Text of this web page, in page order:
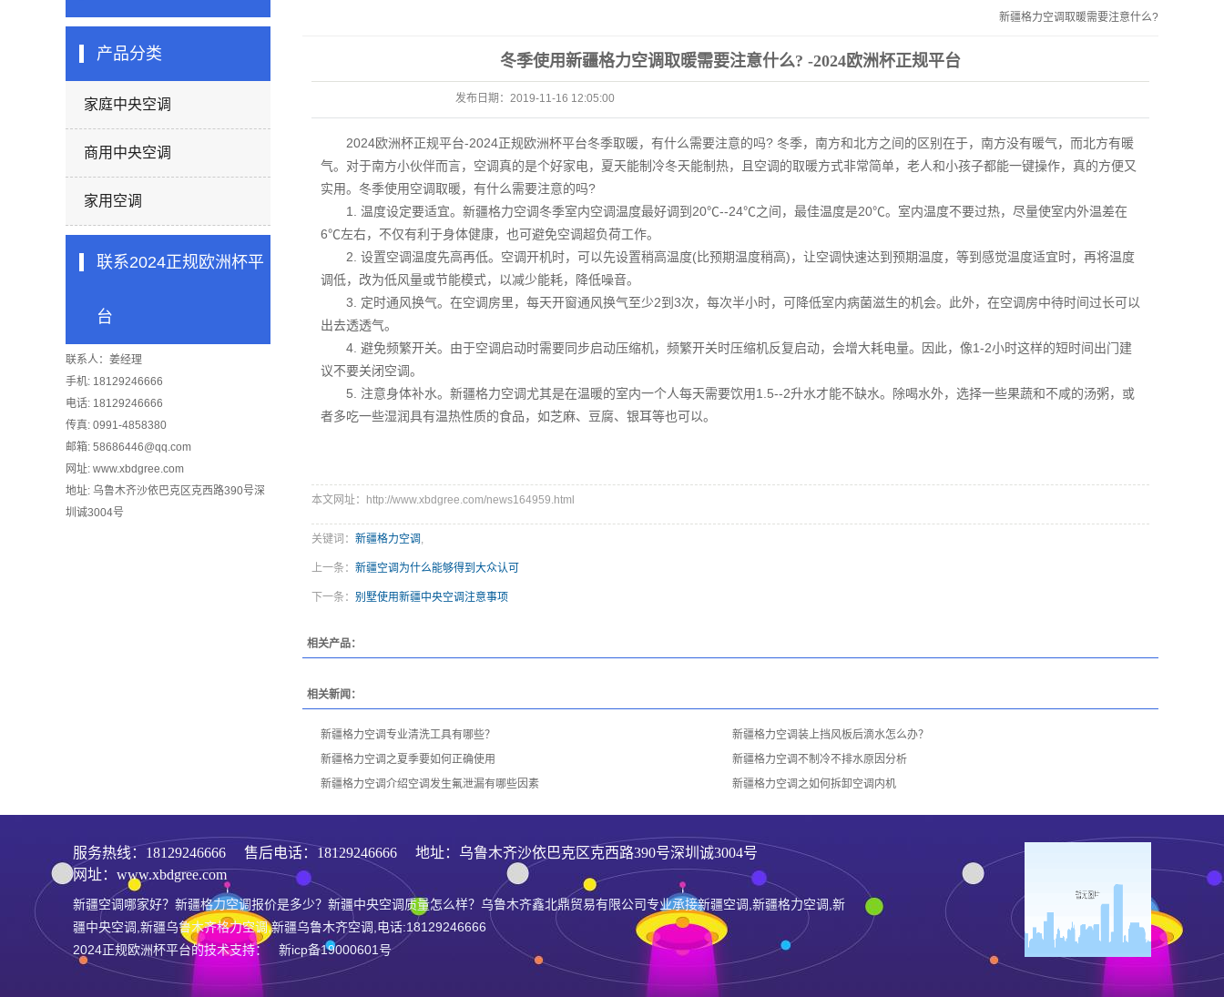
产品分类
家庭中央空调
商用中央空调
家用空调
联系2024正规欧洲杯平
台
联系人：姜经理
手机: 18129246666
电话: 18129246666
传真: 0991-4858380
邮箱: 58686446@qq.com
网址: www.xbdgree.com
地址: 乌鲁木齐沙依巴克区克西路390号深
圳诚3004号
新疆格力空调取暖需要注意什么?
冬季使用新疆格力空调取暖需要注意什么? -2024欧洲杯正规平台
发布日期： 2019-11-16 12:05:00
2024欧洲杯正规平台-2024正规欧洲杯平台冬季取暖，有什么需要注意的吗? 冬季，南方和北方之间的区别在于，南方没有暖气，而北方有暖
气。对于南方小伙伴而言，空调真的是个好家电，夏天能制冷冬天能制热，且空调的取暖方式非常简单，老人和小孩子都能一键操作，真的方便又
实用。 冬季使用空调取暖，有什么需要注意的吗?
1. 温度设定要适宜。 新疆格力空调冬季室内空调温度最好调到20℃--24℃之间，最佳温度是20℃。室内温度不要过热，尽量使室内外温差在
6℃左右，不仅有利于身体健康，也可避免空调超负荷工作。
2. 设置空调温度先高再低。空调开机时，可以先设置稍高温度(比预期温度稍高)，让空调快速达到预期温度，等到感觉温度适宜时，再将温度
调低，改为低风量或节能模式，以减少能耗，降低噪音。
3. 定时通风换气。在空调房里，每天开窗通风换气至少2到3次，每次半小时，可降低室内病菌滋生的机会。此外，在空调房中待时间过长可以
出去透透气。
4. 避免频繁开关。由于空调启动时需要同步启动压缩机，频繁开关时压缩机反复启动，会增大耗电量。因此，像1-2小时这样的短时间出门建
议不要关闭空调。
5. 注意身体补水。 新疆格力空调尤其是在温暖的室内一个人每天需要饮用1.5--2升水才能不缺水。除喝水外，选择一些果蔬和不咸的汤粥，或
者多吃一些湿润具有温热性质的食品，如芝麻、豆腐、银耳等也可以。
本文网址：http://www.xbdgree.com/news164959.html
关键词： 新疆格力空调 ,
上一条： 新疆空调为什么能够得到大众认可
下一条： 别墅使用新疆中央空调注意事项
相关产品：
相关新闻：
新疆格力空调专业清洗工具有哪些？
新疆格力空调装上挡风板后滴水怎么办？
新疆格力空调之夏季要如何正确使用
新疆格力空调不制冷不排水原因分析
新疆格力空调介绍空调发生氟泄漏有哪些因素
新疆格力空调之如何拆卸空调内机
服务热线： 18129246666 售后电话：18129246666 地址：乌鲁木齐沙依巴克区克西路390号深圳诚3004号
网址：www.xbdgree.com
新疆空调哪家好？新疆格力空调报价是多少？新疆中央空调质量怎么样？乌鲁木齐鑫北鼎贸易有限公司专业承接新疆空调,新疆格力空调,新
疆中央空调,新疆乌鲁木齐格力空调,新疆乌鲁木齐空调,电话:18129246666
2024正规欧洲杯平台的技术支持： 新icp备19000601号